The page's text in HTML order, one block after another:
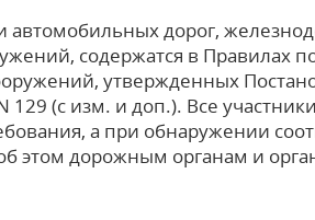
автомобильных дорог,
содержатся в Правилах
утвержденных
(с изм. и доп.). Все
а при обнаружении
этом дорожным органам и